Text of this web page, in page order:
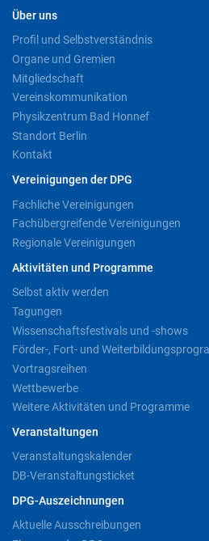
Über uns
Profil und Selbstverständnis
Organe und Gremien
Mitgliedschaft
Vereinskommunikation
Physikzentrum Bad Honnef
Standort Berlin
Kontakt
Vereinigungen der DPG
Fachliche Vereinigungen
Fachübergreifende Vereinigungen
Regionale Vereinigungen
Aktivitäten und Programme
Selbst aktiv werden
Tagungen
Wissenschaftsfestivals und -shows
Förder-, Fort- und
Vortragsreihen
Wettbewerbe
Weitere Aktivitäten und Programme
Veranstaltungen
Veranstaltungskalender
DB-Veranstaltungsticket
DPG-Auszeichnungen
Aktuelle Ausschreibungen